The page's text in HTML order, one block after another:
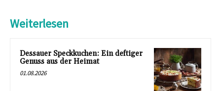
Weiterlesen
Dessauer Speckkuchen: Ein deftiger
Genuss aus der Heimat
01.08.2026